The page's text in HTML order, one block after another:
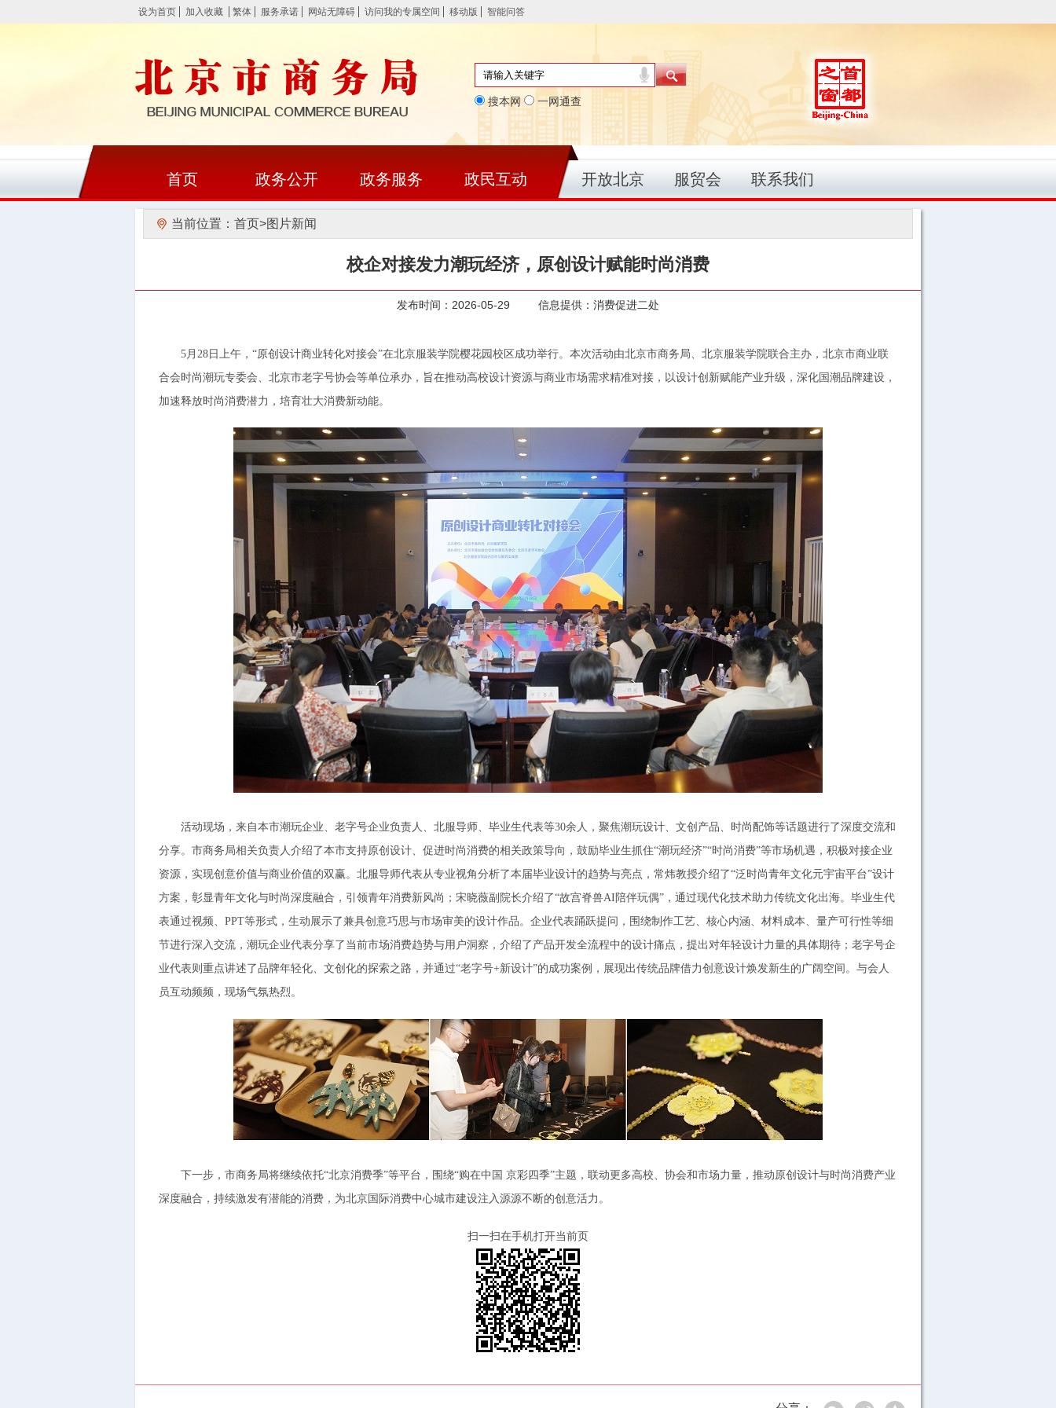
设为首页 加入收藏 繁体 服务承诺 网站无障碍 访问我的专属空间 移动版 智能问答
搜本网 一网通查
首页 政务公开 政务服务 政民互动 开放北京 服贸会 联系我们
当前位置： 首页>图片新闻
校企对接发力潮玩经济，原创设计赋能时尚消费
发布时间：2026-05-29 信息提供：消费促进二处
5月28日上午，“原创设计商业转化对接会”在北京服装学院樱花园校区成功举行。本次活动由北京市商务局、北京服装学院联合主办，北京市商业联
合会时尚潮玩专委会、北京市老字号协会等单位承办，旨在推动高校设计资源与商业市场需求精准对接，以设计创新赋能产业升级，深化国潮品牌建设，
加速释放时尚消费潜力，培育壮大消费新动能。
活动现场，来自本市潮玩企业、老字号企业负责人、北服导师、毕业生代表等30余人，聚焦潮玩设计、文创产品、时尚配饰等话题进行了深度交流和
分享。市商务局相关负责人介绍了本市支持原创设计、促进时尚消费的相关政策导向，鼓励毕业生抓住“潮玩经济”“时尚消费”等市场机遇，积极对接企业
资源，实现创意价值与商业价值的双赢。北服导师代表从专业视角分析了本届毕业设计的趋势与亮点，常炜教授介绍了“泛时尚青年文化元宇宙平台”设计
方案，彰显青年文化与时尚深度融合，引领青年消费新风尚；宋晓薇副院长介绍了“故宫脊兽AI陪伴玩偶”，通过现代化技术助力传统文化出海。毕业生代
表通过视频、PPT等形式，生动展示了兼具创意巧思与市场审美的设计作品。企业代表踊跃提问，围绕制作工艺、核心内涵、材料成本、量产可行性等细
节进行深入交流，潮玩企业代表分享了当前市场消费趋势与用户洞察，介绍了产品开发全流程中的设计痛点，提出对年轻设计力量的具体期待；老字号企
业代表则重点讲述了品牌年轻化、文创化的探索之路，并通过“老字号+新设计”的成功案例，展现出传统品牌借力创意设计焕发新生的广阔空间。与会人
员互动频频，现场气氛热烈。
下一步，市商务局将继续依托“北京消费季”等平台，围绕“购在中国 京彩四季”主题，联动更多高校、协会和市场力量，推动原创设计与时尚消费产业
深度融合，持续激发有潜能的消费，为北京国际消费中心城市建设注入源源不断的创意活力。
扫一扫在手机打开当前页